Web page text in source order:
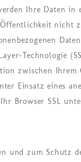
Ihre Daten in
Öf­fent­lich­keit nicht
Tech­no­lo­gie
zwi­schen Ihrem
Ein­satz eines
Brow­ser SSL
und zum Schutz